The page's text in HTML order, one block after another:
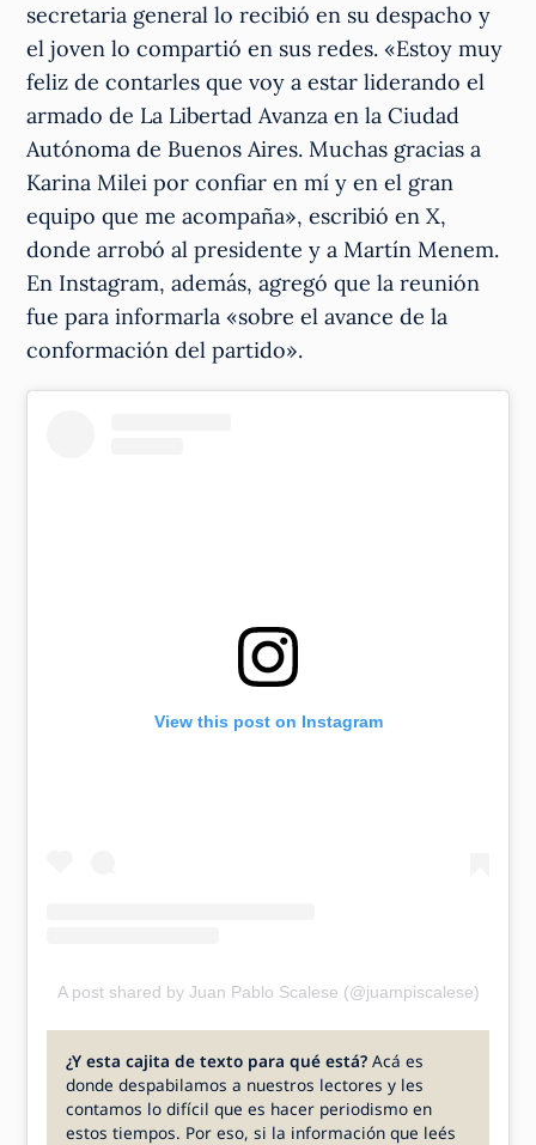
secretaria general lo recibió en su despacho y
el joven lo compartió en sus redes. «Estoy muy
feliz de contarles que voy a estar liderando el
armado de La Libertad Avanza en la Ciudad
Autónoma de Buenos Aires. Muchas gracias a
Karina Milei por confiar en mí y en el gran
equipo que me acompaña», escribió en X,
donde arrobó al presidente y a Martín Menem.
En Instagram, además, agregó que la reunión
fue para informarla «sobre el avance de la
conformación del partido».
View this post on Instagram
A post shared by Juan Pablo Scalese (@juampiscalese)
¿Y esta cajita de texto para qué está?Acá es
donde despabilamos a nuestros lectores y les
contamos lo difícil que es hacer periodismo en
estos tiempos. Por eso, si la información que leés